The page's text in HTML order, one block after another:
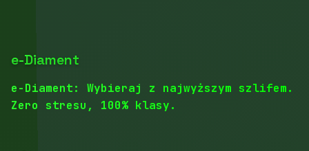
e-Diament
e-Diament: Wybieraj z najwyższym szlifem.
Zero stresu, 100% klasy.